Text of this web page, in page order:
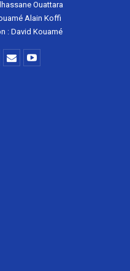
Ouattara
Alain Koffi
: David Kouamé